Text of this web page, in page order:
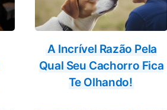
A Incrível Razão Pela
Qual Seu Cachorro Fica
Te Olhando!